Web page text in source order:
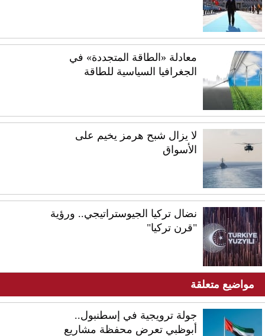
معادلة «الطاقة المتجددة» في
الجغرافيا السياسية للطاقة
لا يزال شبح هرمز يخيم على
الأسواق
نضال تركيا الجيوستراتيجي.. ورؤية
"قرن تركيا"
مواضيع متعلقة
جولة ترويجية في إسطنبول..
أبوظبي تعرض محفظة مشاريع